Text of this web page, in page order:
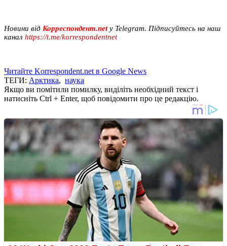
Новини від Корреспондент.netу Telegram. Підписуйтесь на наш
канал https://t.me/korrespondentnet
Читайте Korrespondent.net в Google News
ТЕГИ: Арктика, наука
Якщо ви помітили помилку, виділіть необхідний текст і
натисніть Ctrl + Enter, щоб повідомити про це редакцію.